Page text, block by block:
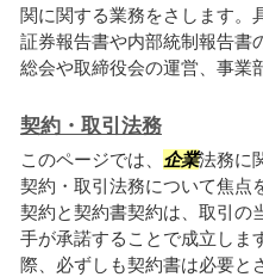
関に関する業務をさします。
証券報告書や内部統制報告書
総会や取締役会の運営、事業
契約・取引法務
このページでは、 企業法務に
契約・取引法務について焦点
契約と契約書契約は、取引の
手が承諾することで成立しま
際、必ずしも契約書は必要と